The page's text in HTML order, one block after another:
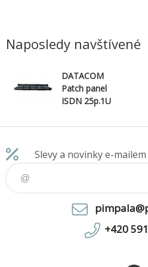
x šroub
M5- 4
Naposledy navštívené
DATACOM
Patch panel
ISDN 25p.1U
BLACK, 19"
Slevy a novinky e-mailem
+420